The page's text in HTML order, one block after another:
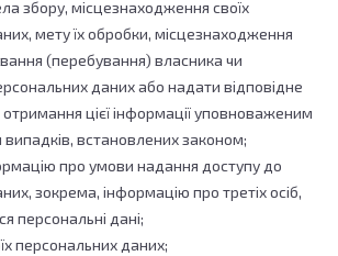
збору, місцезнаходження своїх
мету їх обробки, місцезнаходження
(перебування) власника чи
даних або надати відповідне
цієї інформації уповноваженим
встановлених законом;
про умови надання доступу до
зокрема, інформацію про третіх осіб,
персональні дані;
персональних даних;